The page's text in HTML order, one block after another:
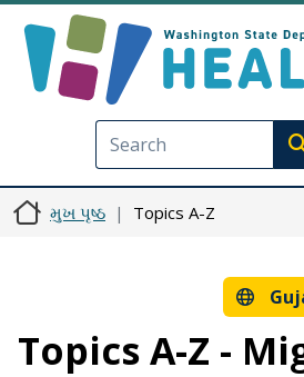
મુખ પૃષ્ઠ Topics A-Z
Topics A-Z -